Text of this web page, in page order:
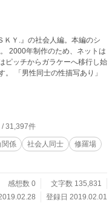
Ｙ.』の社会人編。本編のシ
2000年制作のため、ネットは
ピッチからガラケーへ移行し始
「男性同士の性描写あり」
/ 31,397件
関係 社会人同士
修羅場
感想数 0
文字数 135,831
登録日 2019.02.01